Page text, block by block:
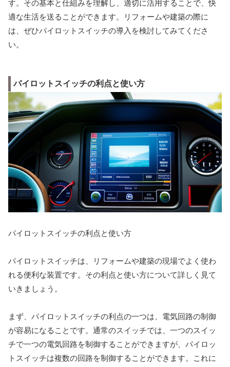
す。その基本と仕組みを理解し、適切に活用することで、快
適な生活を送ることができます。リフォームや建築の際に
は、ぜひパイロットスイッチの導入を検討してみてくださ
い。
パイロットスイッチの利点と使い方
パイロットスイッチの利点と使い方
パイロットスイッチは、リフォームや建築の現場でよく使わ
れる便利な装置です。その利点と使い方について詳しく見て
いきましょう。
まず、パイロットスイッチの利点の一つは、電気回路の制御
が容易になることです。通常のスイッチでは、一つのスイッ
チで一つの電気回路を制御することができますが、パイロッ
トスイッチは複数の回路を制御することができます。これに